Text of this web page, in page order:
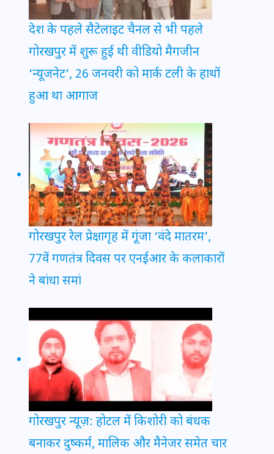
देश के पहले सैटेलाइट चैनल से भी पहले
गोरखपुर में शुरू हुई थी वीडियो मैगजीन
‘न्यूजनेट’, 26 जनवरी को मार्क टली के हाथों
हुआ था आगाज
गोरखपुर रेल प्रेक्षागृह में गूंजा ‘वंदे मातरम’,
77वें गणतंत्र दिवस पर एनईआर के कलाकारों
ने बांधा समां
गोरखपुर न्यूज़: होटल में किशोरी को बंधक
बनाकर दुष्कर्म, मालिक और मैनेजर समेत चार